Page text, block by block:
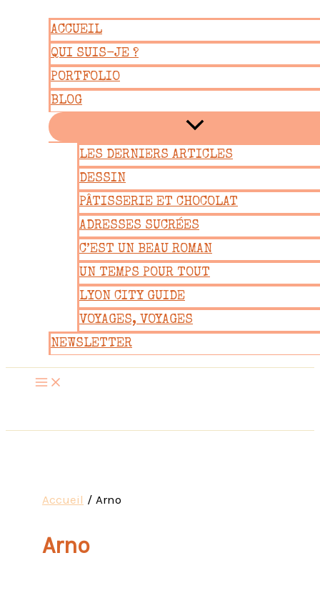
contenu
ACCUEIL
QUI SUIS-JE ?
PORTFOLIO
BLOG
LES DERNIERS ARTICLES
DESSIN
PÂTISSERIE ET CHOCOLAT
ADRESSES SUCRÉES
C’EST UN BEAU ROMAN
UN TEMPS POUR TOUT
LYON CITY GUIDE
VOYAGES, VOYAGES
NEWSLETTER
Accueil Arno
Arno